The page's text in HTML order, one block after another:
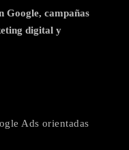
Google, campañas
digital y
Ads orientadas